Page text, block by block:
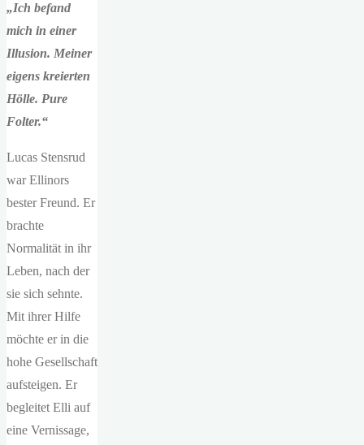
„Ich befand
mich in einer
Illusion. Meiner
eigens kreierten
Hölle. Pure
Folter.“
Lucas Stensrud
war Ellinors
bester Freund. Er
brachte
Normalität in ihr
Leben, nach der
sie sich sehnte.
Mit ihrer Hilfe
möchte er in die
hohe Gesellschaft
aufsteigen. Er
begleitet Elli auf
eine Vernissage,